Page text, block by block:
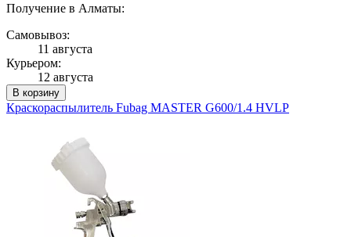
Получение в Алматы:
Самовывоз:
11 августа
Курьером:
12 августа
В корзину
Краскораспылитель Fubag MASTER G600/1.4 HVLP